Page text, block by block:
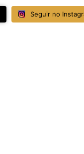
Seguir no